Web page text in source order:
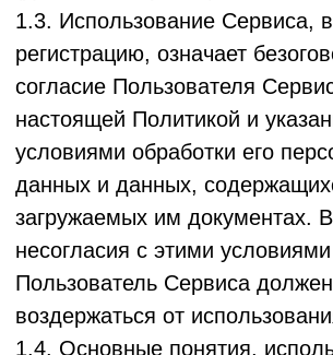
комплекс, доступный в сети Интернет по
адресу www.loyalclub.ru, созданное ООО
"ЛОЯЛ КЛАБ" и являющееся его
интеллектуальной собственностью,
предназначенное для персональной
коммуникации Заказчика с Клиентами,
предоставляемый Оператором.
*Оператор – ООО "ЛОЯЛ КЛАБ". В
отношении Данных Пользователя Сервиса
Оператор является оператором
персональных данных.
лицо (действующее от своего имени или как
представитель юридического лица/ИП),
зарегистрированное и использующее